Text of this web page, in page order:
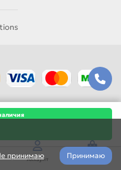
принимаю Принимаю
Аккаунт Корзина